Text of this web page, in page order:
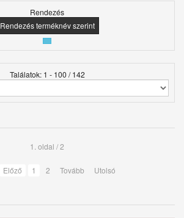
Rendezés
Rendezés terméknév szerint
Találatok: 1 - 100 / 142
1. oldal / 2
Előző 1 2 Tovább Utolsó